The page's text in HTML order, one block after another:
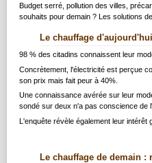
Budget serré, pollution des villes,
souhaits pour demain ? Les solutions
Le chauffage
98 % des citadins connaissent leur
Concrètement, l'électricité est perçue
son prix mais fait peur à 40%.
Une connaissance avérée sur leur
sondé sur deux n'a pas conscience de
L'enquête révèle également leur
Le chauffage de demain :